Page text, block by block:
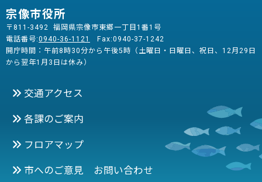
宗像市役所
〒811-3492 福岡県宗像市東郷一丁目1番1号
電話番号:0940-36-1121
Fax:0940-37-1242
開庁時間：午前8時30分から午後5時（土曜日・日曜日、祝日、12月29日
から翌年1月3日は休み）
交通アクセス
各課のご案内
フロアマップ
市へのご意見 お問い合わせ